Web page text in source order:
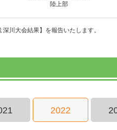
陸上部
川大会結果】を報告いたします。
2022